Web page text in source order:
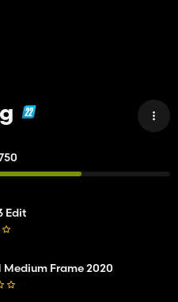
Edit
Medium Frame 2020